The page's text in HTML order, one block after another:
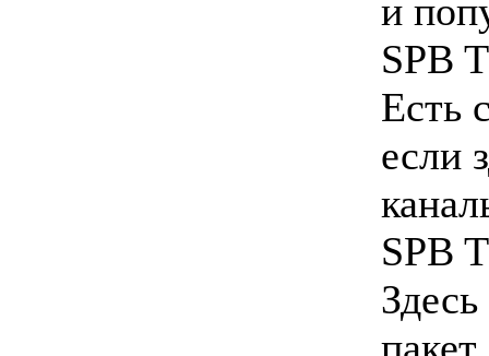
и
SPB
Есть
если
SPB